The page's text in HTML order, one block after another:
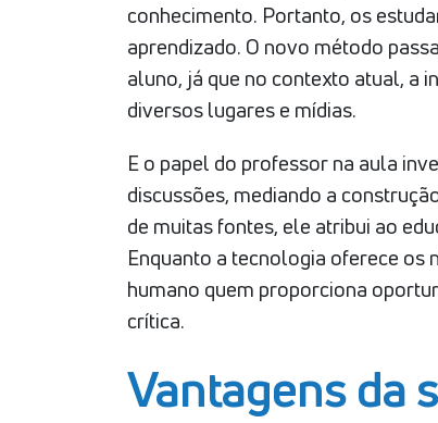
conhecimento. Portanto, os
aprendizado. O novo método
aluno, já que no contexto atual, a
diversos lugares e mídias.
E o papel do professor na aula
discussões, mediando a
de muitas fontes, ele atribui ao
Enquanto a tecnologia oferece os
humano quem proporciona
crítica.
Vantagens da